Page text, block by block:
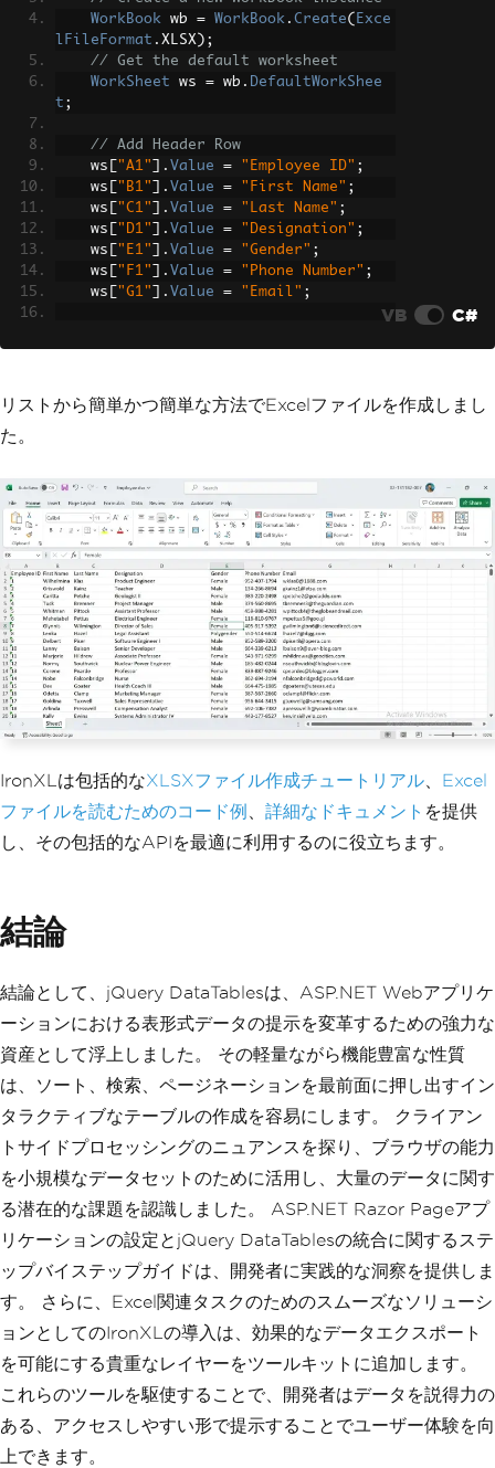
WorkBook wb = WorkBook . Create( Exce
lFileFormat . XLSX );
// Get the default worksheet
WorkSheet ws = wb . DefaultWorkShee
t ;
// Add Header Row
    ws
"A1" ]. Value = "Employee ID" ;
    ws
"B1" ]. Value = "First Name" ;
    ws
"C1" ]. Value = "Last Name" ;
    ws
"D1" ]. Value = "Designation" ;
    ws
"E1" ]. Value = "Gender" ;
    ws
"F1" ]. Value = "Phone Number" ;
    ws
"G1" ]. Value = "Email" ;
foreach
(Employee employee
empl
oyeeList
)
loyee
ToString
        ws
["B" + rowCount
loyee .FirstName
;
        ws
["C" + rowCount].Value = emp
loyee
LastName
        ws
["D" rowCount].Value
loyee
Designation
;
        ws
["E" rowCount ].Value = emp
loyee
Gender
        ws
["F" rowCount].Value =
loyee
PhoneNumber
;
        ws
["G" rowCount ].Value = emp
loyee
        rowCount
++;
// Save the workbook as an Excel f
VB C#
リストから簡単かつ簡単な方法でExcelファイルを作成しまし
た。
IronXLは包括的なXLSXファイル作成チュートリアル
Excel
ファイルを読むためのコード例
詳細なドキュメント を提供
し、その包括的なAPIを最適に利用するのに役立ちます。
結論
結論として、jQuery DataTablesは、ASP.NET Webアプリケ
ーションにおける表形式データの提示を変革するための強力な
資産として浮上しました。 その軽量ながら機能豊富な性質
は、ソート、検索、ページネーションを最前面に押し出すイン
タラクティブなテーブルの作成を容易にします。 クライアン
トサイドプロセッシングのニュアンスを探り、ブラウザの能力
を小規模なデータセットのために活用し、大量のデータに関す
る潜在的な課題を認識しました。 ASP.NET Razor Pageアプ
リケーションの設定とjQuery DataTablesの統合に関するステ
ップバイステップガイドは、開発者に実践的な洞察を提供しま
す。 さらに、Excel関連タスクのためのスムーズなソリューシ
ョンとしてのIronXLの導入は、効果的なデータエクスポート
を可能にする貴重なレイヤーをツールキットに追加します。
これらのツールを駆使することで、開発者はデータを説得力の
ある、アクセスしやすい形で提示することでユーザー体験を向
上できます。